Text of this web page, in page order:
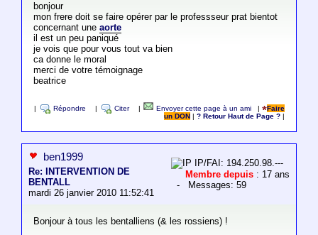
bonjour
mon frere doit se faire opérer par le professseur prat bientot
concernant une aorte
il est un peu paniqué
je vois que pour vous tout va bien
ca donne le moral
merci de votre témoignage
beatrice
Répondre Citer Envoyer cette page à un ami |
Faire
un DON
|? Retour Haut de Page ?
ben1999
Re: INTERVENTION DE
BENTALL
mardi 26 janvier 2010 11:52:41
IP/FAI: 194.250.98.---
Membre depuis : 17 ans
- Messages: 59
Bonjour à tous les bentalliens (& les rossiens) !